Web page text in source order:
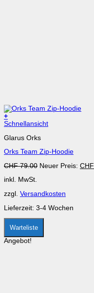
+
Dieses
weist
Varianten
Die
können
der
Produktseite
gewählt
werden
Schnellansicht
Glarus Orks
Orks Team Zip-Hoodie
CHF79.00 Ursprünglicher
Neuer Preis: CHF
inkl. MwSt.
zzgl. Versandkosten
Lieferzeit: 3-4 Wochen
Warteliste
Angebot!